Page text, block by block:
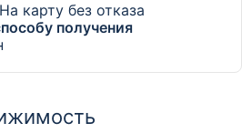
На карту без отказа
получения